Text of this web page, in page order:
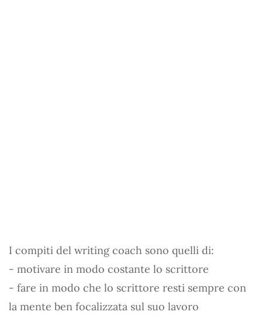
I compiti del writing coach sono quelli di:
- motivare in modo costante lo scrittore
- fare in modo che lo scrittore resti sempre con
la mente ben focalizzata sul suo lavoro